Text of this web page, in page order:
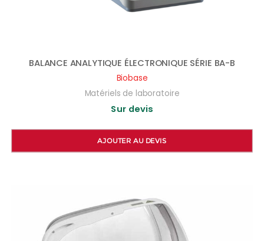
BALANCE ANALYTIQUE ÉLECTRONIQUE SÉRIE BA-B
Biobase
Matériels de laboratoire
Sur devis
AJOUTER AU DEVIS